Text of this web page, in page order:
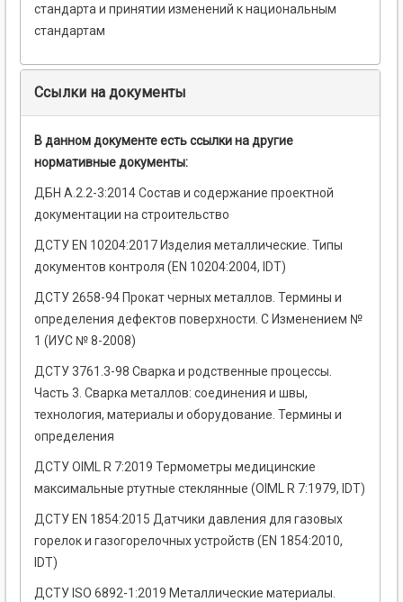
стандарта и принятии изменений к национальным
стандартам
Ссылки на документы
В данном документе есть ссылки на другие
нормативные документы:
ДБН А.2.2-3:2014 Состав и содержание проектной
документации на строительство
ДСТУ EN 10204:2017 Изделия металлические. Типы
документов контроля (EN 10204:2004, IDT)
ДСТУ 2658-94 Прокат черных металлов. Термины и
определения дефектов поверхности. С Изменением №
1 (ИУС № 8-2008)
ДСТУ 3761.3-98 Сварка и родственные процессы.
Часть 3. Сварка металлов: соединения и швы,
технология, материалы и оборудование. Термины и
определения
ДСТУ OIML R 7:2019 Термометры медицинские
максимальные ртутные стеклянные (OIML R 7:1979, IDT)
ДСТУ EN 1854:2015 Датчики давления для газовых
горелок и газогорелочных устройств (EN 1854:2010,
IDT)
ДСТУ ISO 6892-1:2019 Металлические материалы.